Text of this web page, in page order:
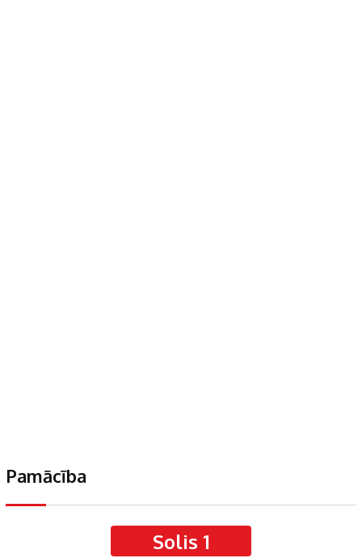
Pamācība
Solis 1